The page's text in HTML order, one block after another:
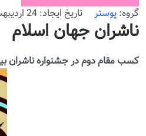
گروه:پوستر تاریخ ایجاد: 24 اردیبهشت 1392
ناشران جهان اسلام
کسب مقام دوم در جشنواره ناشران